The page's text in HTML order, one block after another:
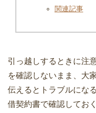
関連記事
引っ越しするときに注
を確認しないまま、大
伝えるとトラブルにな
借契約書で確認してお